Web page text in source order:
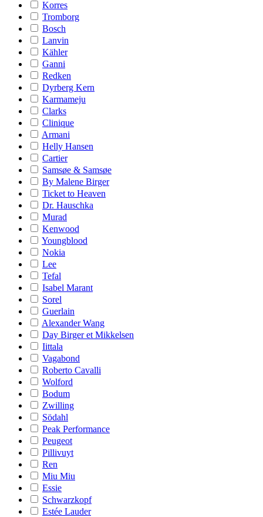
Korres
Tromborg
Bosch
Lanvin
Kähler
Ganni
Redken
Dyrberg Kern
Karmameju
Clarks
Clinique
Armani
Helly Hansen
Cartier
Samsøe & Samsøe
By Malene Birger
Ticket to Heaven
Dr. Hauschka
Murad
Kenwood
Youngblood
Nokia
Lee
Tefal
Isabel Marant
Sorel
Guerlain
Alexander Wang
Day Birger et Mikkelsen
Iittala
Vagabond
Roberto Cavalli
Wolford
Bodum
Zwilling
Södahl
Peak Performance
Peugeot
Pillivuyt
Ren
Miu Miu
Essie
Schwarzkopf
Estée Lauder